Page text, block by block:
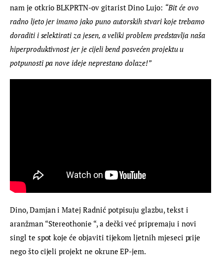
nam je otkrio BLKPRTN-ov gitarist Dino Lujo: “Bit će ovo
radno ljeto jer imamo jako puno autorskih stvari koje trebamo
doraditi i selektirati za jesen, a veliki problem predstavlja naša
hiperproduktivnost jer je cijeli bend posvećen projektu u
potpunosti pa nove ideje neprestano dolaze!”
Dino, Damjan i Matej Radnić potpisuju glazbu, tekst i
aranžman “Stereothonie “, a dečki već pripremaju i novi
singl te spot koje će objaviti tijekom ljetnih mjeseci prije
nego što cijeli projekt ne okrune EP-jem.